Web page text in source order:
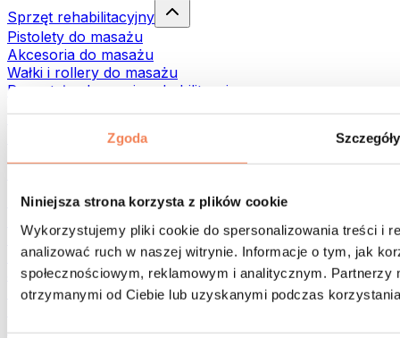
Zgoda Szczegóły
Niniejsza strona korzysta z plików cookie
Wykorzystujemy pliki cookie do spersonalizowania treści i
analizować ruch w naszej witrynie. Informacje o tym, jak
społecznościowym, reklamowym i analitycznym. Partnerzy
otrzymanymi od Ciebie lub uzyskanymi podczas
Sprzęt rehabilitacyjny
Pistolety do masażu
Akcesoria do masażu
Wałki i rollery do masażu
Pozostałe akcesoria rehabilitacyjne
Torby i plecaki
Torby na żywność i akcesoria
Akcesoria dopasowane do aktywności
Bieganie
Sporty walki
Kolarstwo
Joga i pilates
Terapia zimnem
Trekking